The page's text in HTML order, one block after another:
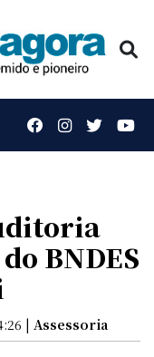
BNDES
| Assessoria